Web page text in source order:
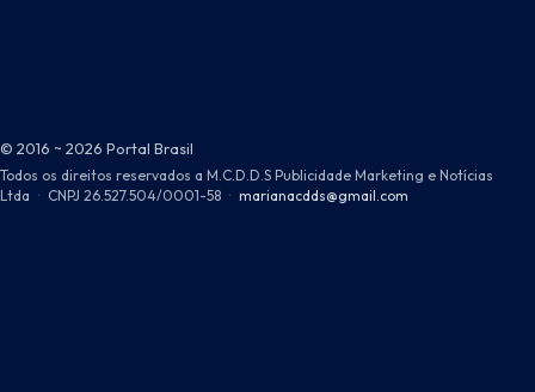
© 2016 ~ 2026 Portal Brasil
Todos os direitos reservados a M.C.D.D.S Publicidade Marketing e Notícias
Ltda · CNPJ 26.527.504/0001-58 · marianacdds@gmail.com